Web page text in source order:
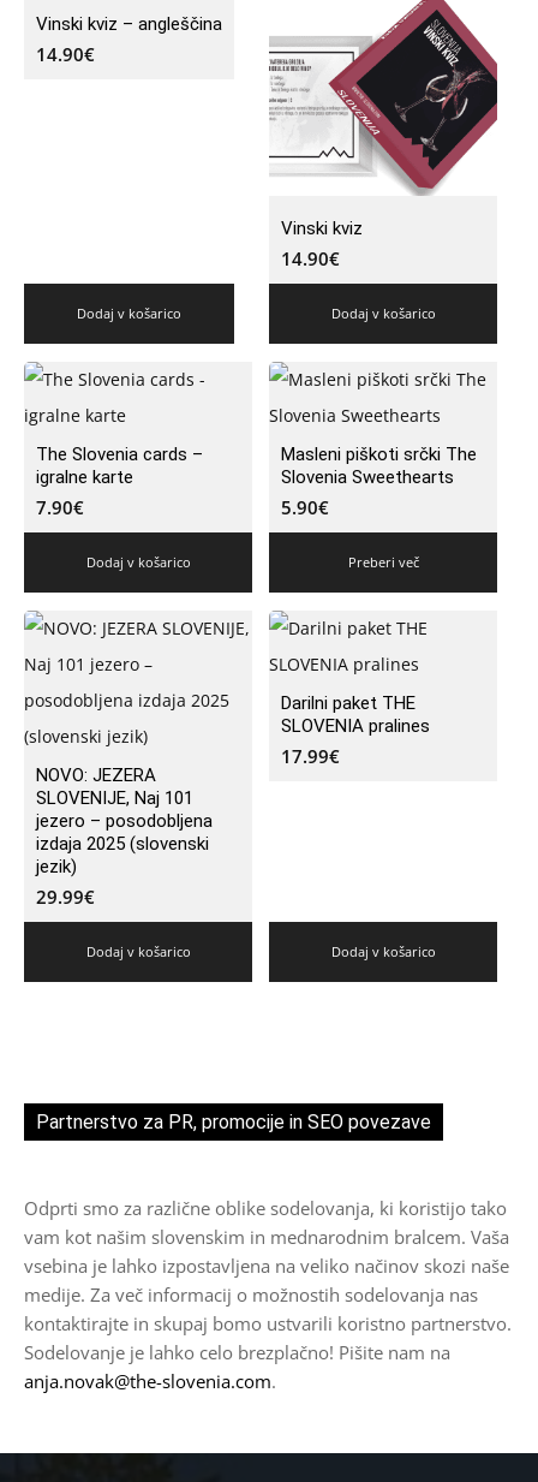
Vinski kviz – angleščina
14.90€
Dodaj v košarico
Vinski kviz
14.90€
Dodaj v košarico
The Slovenia cards –
igralne karte
7.90€
Dodaj v košarico
Masleni piškoti srčki The
Slovenia Sweethearts
5.90€
Preberi več
NOVO: JEZERA
SLOVENIJE, Naj 101
jezero – posodobljena
izdaja 2025 (slovenski
jezik)
29.99€
Dodaj v košarico
Darilni paket THE
SLOVENIA pralines
17.99€
Dodaj v košarico
Partnerstvo za PR, promocije in SEO povezave
Odprti smo za različne oblike sodelovanja, ki koristijo tako
vam kot našim slovenskim in mednarodnim bralcem. Vaša
vsebina je lahko izpostavljena na veliko načinov skozi naše
medije. Za več informacij o možnostih sodelovanja nas
kontaktirajte in skupaj bomo ustvarili koristno partnerstvo.
Sodelovanje je lahko celo brezplačno! Pišite nam na
anja.novak@the-slovenia.com.